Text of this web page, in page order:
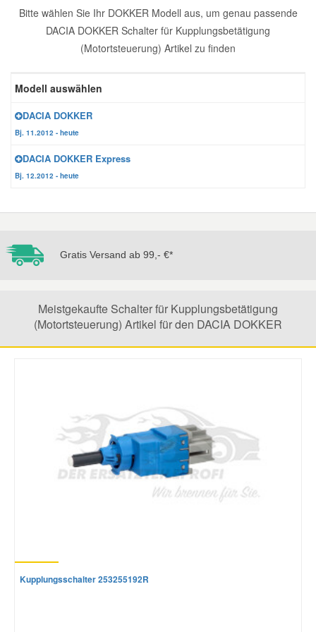
Bitte wählen Sie Ihr DOKKER Modell aus, um genau passende
DACIA DOKKER Schalter für Kupplungsbetätigung
(Motortsteuerung) Artikel zu finden
Modell auswählen
DACIA DOKKER
Bj. 11.2012 - heute
DACIA DOKKER Express
Bj. 12.2012 - heute
Gratis Versand ab 99,- €*
Meistgekaufte Schalter für Kupplungsbetätigung
(Motortsteuerung) Artikel für den DACIA DOKKER
Kupplungsschalter 253255192R
Scheibenreinigung
Reparatur-Zubehör
Schlüsselgehäuse
Daewoo Ersatzteile
Kia Ersatzteile
Lancia Ersatzteile
Mazda Ersatzteile
Mini Ersatzteile
Mitsubishi Ersatzteile
Seat Ersatzteile